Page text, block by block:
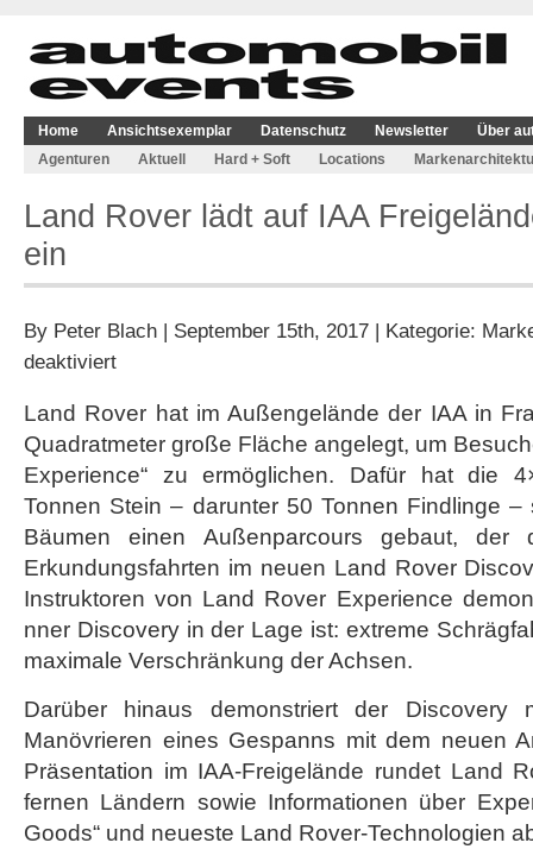
Home Ansichtsexemplar Datenschutz Newsletter
Über
Agenturen
Aktuell Hard + Soft Locations
Land Rover lädt auf IAA
ein
By Peter Blach | September 15th, 2017 | Kategorie:
deaktiviertfür
lädt
auf
Freigelände
zu
Testfahrten
ein
Land Rover hat im Außengelände der IAA in
Quadratmeter große Fläche angelegt, um
Experience“ zu ermöglichen. Dafür hat die
Tonnen Stein – darunter 50 Tonnen Findlinge
Bäumen einen Außenparcours gebaut, der
Erkundungsfahrten im neuen Land Rover
Instruktoren von Land Rover Experience
nner Discovery in der Lage ist: extreme
maximale Verschränkung der Achsen.
Darüber hinaus demonstriert der Discovery
Manövrieren eines Gespanns mit dem neuen
Präsentation im IAA-Freigelände rundet Land
fernen Ländern sowie Informationen über
Goods“ und neueste Land Rover-Technologien